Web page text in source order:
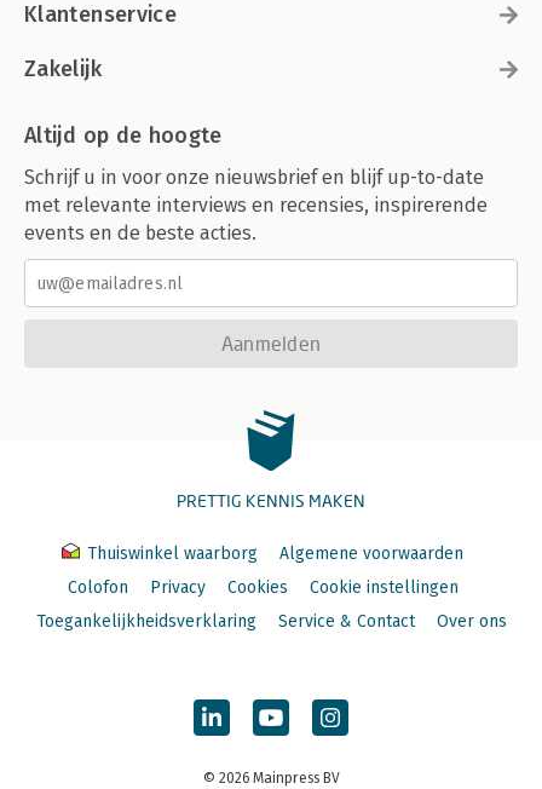
Klantenservice
Zakelijk
Altijd op de hoogte
Schrijf u in voor onze nieuwsbrief en blijf up-to-date
met relevante interviews en recensies, inspirerende
events en de beste acties.
Aanmelden
PRETTIG KENNIS MAKEN
Thuiswinkel waarborg
Algemene voorwaarden
Colofon
Privacy Cookies
Cookie instellingen
Toegankelijkheidsverklaring
Service & Contact Over ons
© 2026 Mainpress BV